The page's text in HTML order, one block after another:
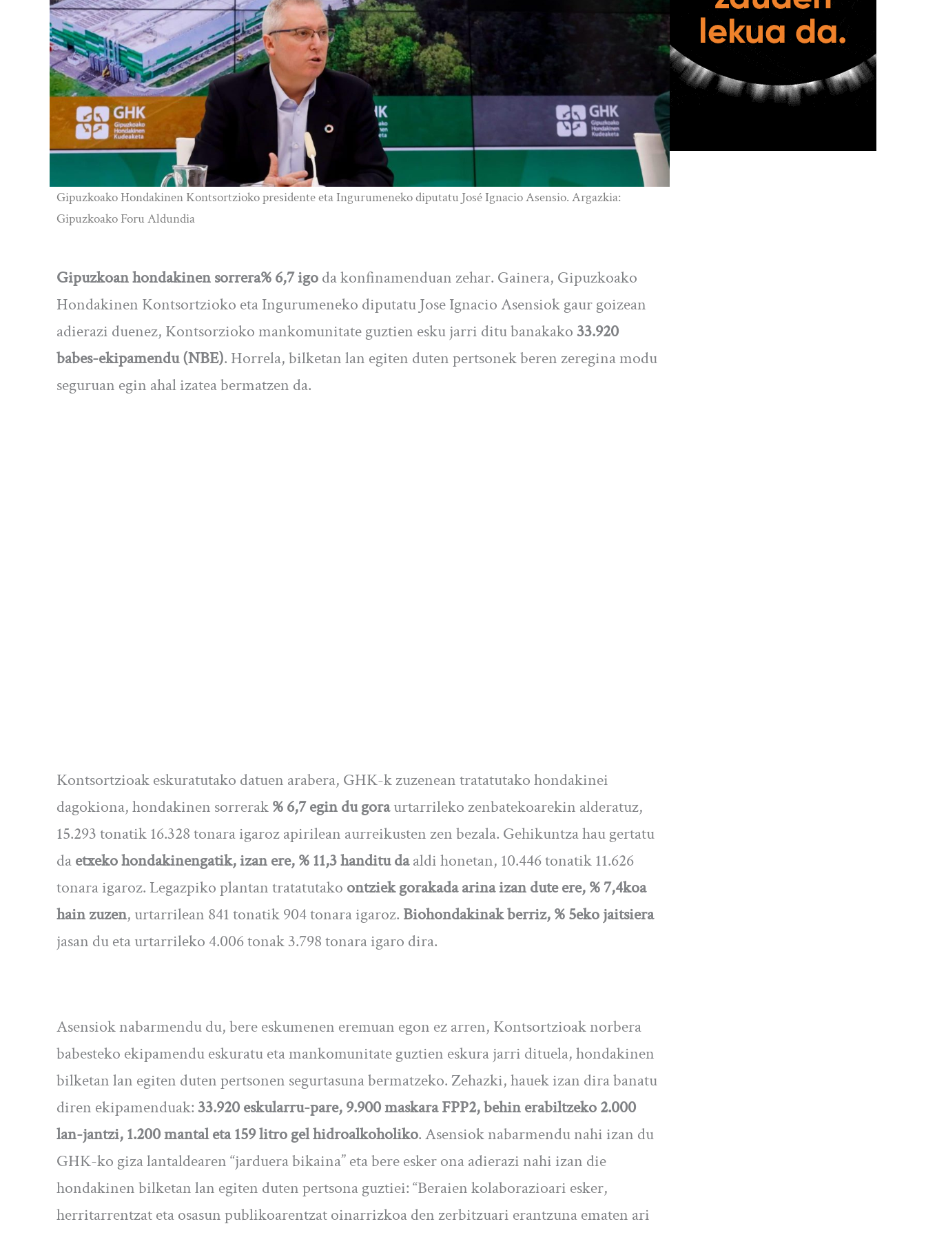
Gipuzkoako Hondakinen Kontsortzioko presidente eta Ingurumeneko diputatu José Ignacio Asensio. Argazkia:
Gipuzkoako Foru Aldundia
Gipuzkoan hondakinen sorrera% 6,7 igoda konfinamenduan zehar. Gainera, Gipuzkoako
Hondakinen Kontsortzioko eta Ingurumeneko diputatu Jose Ignacio Asensiok gaur goizean
adierazi duenez, Kontsorzioko mankomunitate guztien esku jarri ditu banakako33.920
babes-ekipamendu (NBE). Horrela, bilketan lan egiten duten pertsonek beren zeregina modu
seguruan egin ahal izatea bermatzen da.
Kontsortzioak eskuratutako datuen arabera, GHK-k zuzenean tratatutako hondakinei
dagokiona, hondakinen sorrerak% 6,7 egin du goraurtarrileko zenbatekoarekin alderatuz,
15.293 tonatik 16.328 tonara igaroz apirilean aurreikusten zen bezala. Gehikuntza hau gertatu
daetxeko hondakinengatik, izan ere, % 11,3 handitu daaldi honetan, 10.446 tonatik 11.626
tonara igaroz. Legazpiko plantan tratatutako ontziek gorakada arina izan dute ere, % 7,4koa
hain zuzen, urtarrilean 841 tonatik 904 tonara igaroz. Biohondakinak berriz, % 5eko jaitsiera
jasan du eta urtarrileko 4.006 tonak 3.798 tonara igaro dira.
Asensiok nabarmendu du, bere eskumenen eremuan egon ez arren, Kontsortzioak norbera
babesteko ekipamendu eskuratu eta mankomunitate guztien eskura jarri dituela, hondakinen
bilketan lan egiten duten pertsonen segurtasuna bermatzeko. Zehazki, hauek izan dira banatu
diren ekipamenduak:33.920 eskularru-pare, 9.900 maskara FPP2, behin erabiltzeko 2.000
lan-jantzi, 1.200 mantal eta 159 litro gel hidroalkoholiko. Asensiok nabarmendu nahi izan du
GHK-ko giza lantaldearen “jarduera bikaina” eta bere esker ona adierazi nahi izan die
hondakinen bilketan lan egiten duten pertsona guztiei: “Beraien kolaborazioari esker,
herritarrentzat eta osasun publikoarentzat oinarrizkoa den zerbitzuari erantzuna ematen ari